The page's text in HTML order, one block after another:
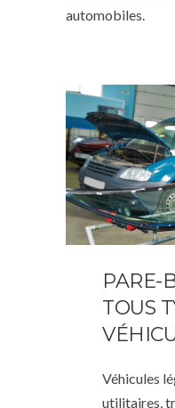
automobiles.
PARE-
TOUS
Véhicules
utilitaires,